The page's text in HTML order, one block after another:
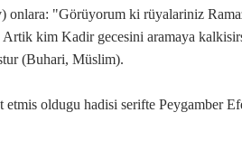
onlara: "Görüyorum ki rüyalariniz
kim Kadir gecesini aramaya
(Buhari, Müslim).
oldugu hadisi serifte Peygamber